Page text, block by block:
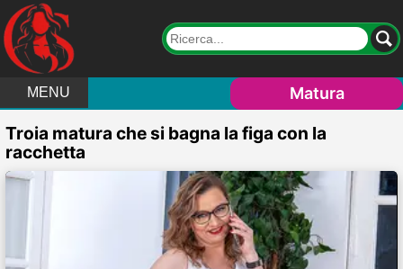
MENU Matura
Troia matura che si bagna la figa con la
racchetta